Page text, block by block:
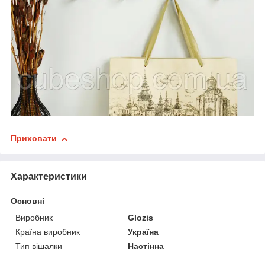
Приховати
Характеристики
Основні
Виробник
Glozis
Країна виробник
Україна
Тип вішалки
Настінна